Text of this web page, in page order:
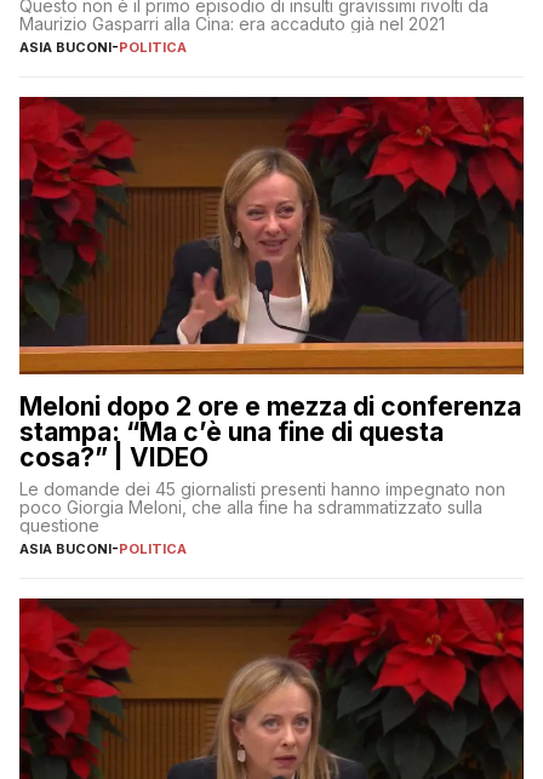
Questo non è il primo episodio di insulti gravissimi rivolti da
Maurizio Gasparri alla Cina: era accaduto già nel 2021
ASIA BUCONI-POLITICA
Meloni dopo 2 ore e mezza di conferenza
stampa: “Ma c’è una fine di questa
cosa?” | VIDEO
Le domande dei 45 giornalisti presenti hanno impegnato non
poco Giorgia Meloni, che alla fine ha sdrammatizzato sulla
questione
ASIA BUCONI-POLITICA